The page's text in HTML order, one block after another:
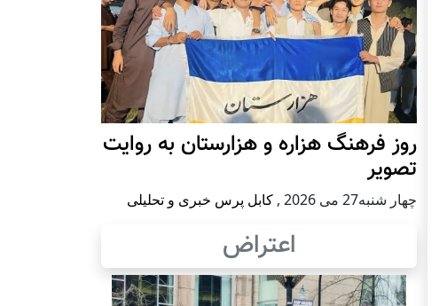
روز فرهنگ هزاره و هزارستان به روایت
تصویر
چهار شنبه27 می 2026 , کابل پرس خبری و تحلیلی
اعتراض